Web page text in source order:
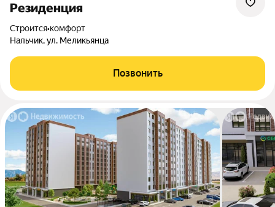
Резиденция
Строится•комфорт
Нальчик, ул. Меликьянца
Позвонить